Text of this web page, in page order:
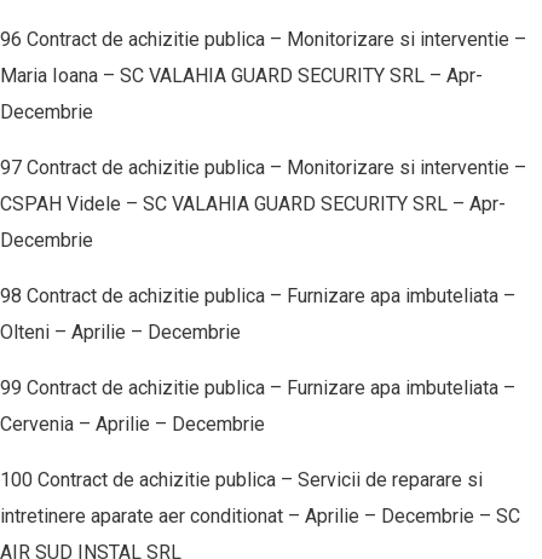
96 Contract de achizitie publica – Monitorizare si interventie –
Maria Ioana – SC VALAHIA GUARD SECURITY SRL – Apr-
Decembrie
97 Contract de achizitie publica – Monitorizare si interventie –
CSPAH Videle – SC VALAHIA GUARD SECURITY SRL – Apr-
Decembrie
98 Contract de achizitie publica – Furnizare apa imbuteliata –
Olteni – Aprilie – Decembrie
99 Contract de achizitie publica – Furnizare apa imbuteliata –
Cervenia – Aprilie – Decembrie
100 Contract de achizitie publica – Servicii de reparare si
intretinere aparate aer conditionat – Aprilie – Decembrie – SC
AIR SUD INSTAL SRL